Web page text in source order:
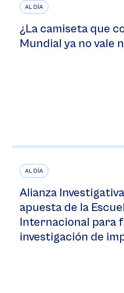
AL DÍA
¿La camiseta que
Mundial ya no vale
AL DÍA
Alianza
apuesta de la
Internacional para
investigación de